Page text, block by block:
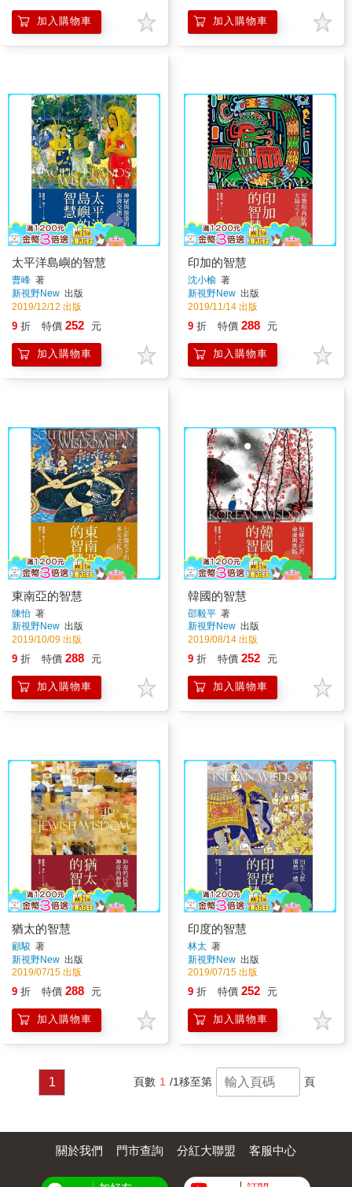
加入購物車 加入購物車
太平洋島嶼的智慧
曹峰 著
新視野New 出版
2019/12/12 出版
9 折 特價 252 元
加入購物車
印加的智慧
沈小榆 著
新視野New 出版
2019/11/14 出版
9 折 特價 288 元
加入購物車
東南亞的智慧
陳怡 著
新視野New 出版
2019/10/09 出版
9 折 特價 288 元
加入購物車
韓國的智慧
邵毅平 著
新視野New 出版
2019/08/14 出版
9 折 特價 252 元
加入購物車
猶太的智慧
顧駿 著
新視野New 出版
2019/07/15 出版
9 折 特價 288 元
加入購物車
印度的智慧
林太 著
新視野New 出版
2019/07/15 出版
9 折 特價 252 元
加入購物車
1 頁數 1 /1移至第 頁
關於我們 門市查詢 分紅大聯盟 客服中心